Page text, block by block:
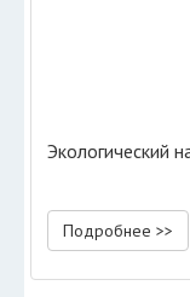
Экологический
Подробнее >>